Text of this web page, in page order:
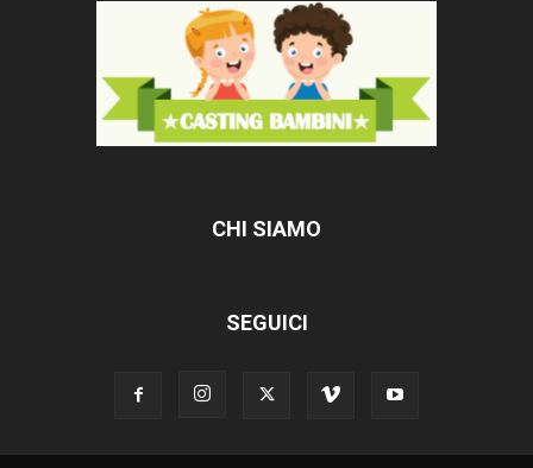
CHI SIAMO
SEGUICI